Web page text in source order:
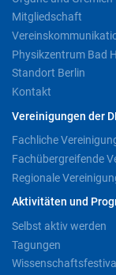
Mitgliedschaft
Physikzentrum Bad
Standort Berlin
Kontakt
Vereinigungen der
Fachliche
Fachübergreifende
Regionale
Aktivitäten und
Selbst aktiv werden
Tagungen